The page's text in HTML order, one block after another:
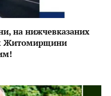
на нижчевказаних
Житомирщини